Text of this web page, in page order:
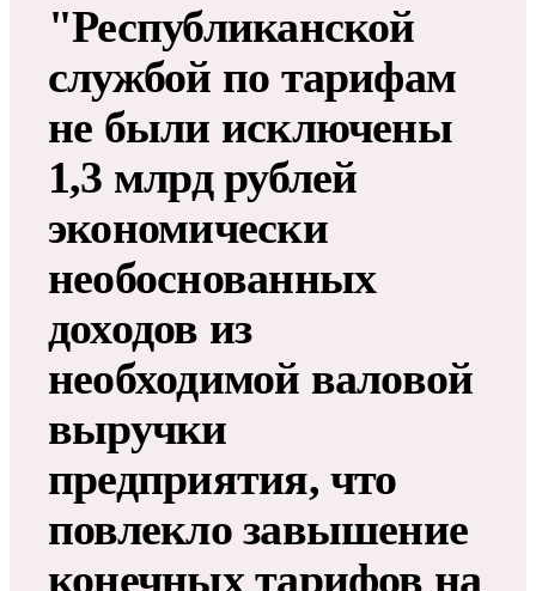
"Республиканской
службой по тарифам
не были исключены
1,3 млрд рублей
экономически
необоснованных
доходов из
необходимой валовой
выручки
предприятия, что
повлекло завышение
конечных тарифов на